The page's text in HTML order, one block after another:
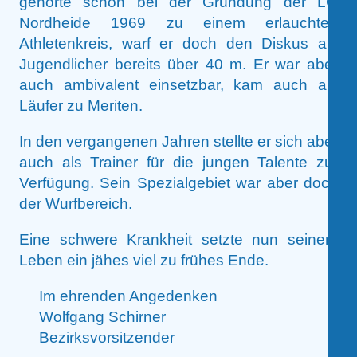
Nordheide 1969 zu einem erlauchten
Athletenkreis, warf er doch den Diskus als
Jugendlicher bereits über 40 m. Er war aber
auch ambivalent einsetzbar, kam auch als
Läufer zu Meriten.
In den vergangenen Jahren stellte er sich aber
auch als Trainer für die jungen Talente zur
Verfügung. Sein Spezialgebiet war aber doch
der Wurfbereich.
Eine schwere Krankheit setzte nun seinem
Leben ein jähes viel zu frühes Ende.
Im ehrenden Angedenken
Wolfgang Schirner
Bezirksvorsitzender